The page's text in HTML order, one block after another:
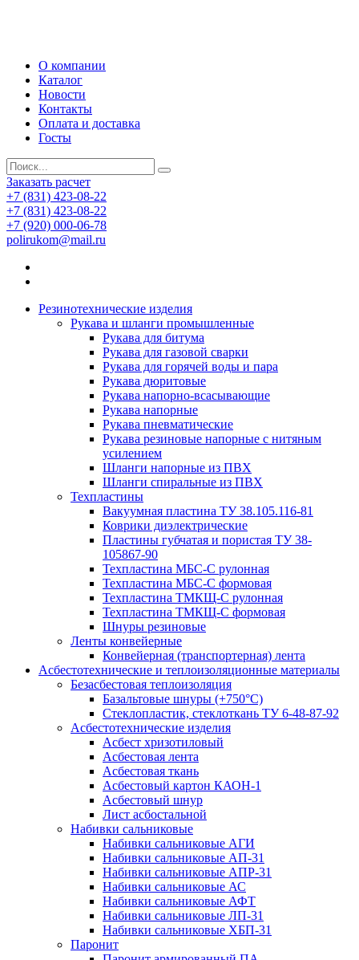
О компании
Каталог
Новости
Контакты
Оплата и доставка
Госты
Заказать расчет
+7 (831) 423-08-22
+7 (831) 423-08-22
+7 (920) 000-06-78
polirukom@mail.ru
Резинотехнические изделия
Рукава и шланги промышленные
Рукава для битума
Рукава для газовой сварки
Рукава для горячей воды и пара
Рукава дюритовые
Рукава напорно-всасывающие
Рукава напорные
Рукава пневматические
Рукава резиновые напорные с нитяным
усилением
Шланги напорные из ПВХ
Шланги спиральные из ПВХ
Техпластины
Вакуумная пластина ТУ 38.105.116-81
Коврики диэлектрические
Пластины губчатая и пористая ТУ 38-
105867-90
Техпластина МБС-С рулонная
Техпластина МБС-С формовая
Техпластина ТМКЩ-С рулонная
Техпластина ТМКЩ-С формовая
Шнуры резиновые
Ленты конвейерные
Конвейерная (транспортерная) лента
Асбестотехнические и теплоизоляционные материалы
Безасбестовая теплоизоляция
Базальтовые шнуры (+750°С)
Стеклопластик, стеклоткань ТУ 6-48-87-92
Асбестотехнические изделия
Асбест хризотиловый
Асбестовая лента
Асбестовая ткань
Асбестовый картон КАОН-1
Асбестовый шнур
Лист асбостальной
Набивки сальниковые
Набивки сальниковые АГИ
Набивки сальниковые АП-31
Набивки сальниковые АПР-31
Набивки сальниковые АС
Набивки сальниковые АФТ
Набивки сальниковые ЛП-31
Набивки сальниковые ХБП-31
Паронит